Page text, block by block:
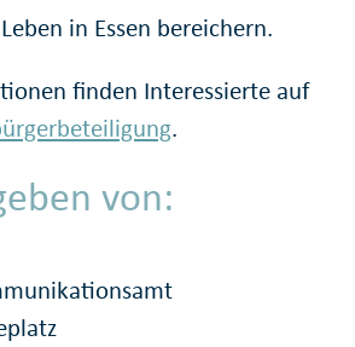
in Essen bereichern.
finden Interessierte auf
.
von: